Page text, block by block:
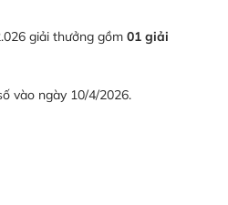
giải thưởng gồm 01 giải
vào ngày 10/4/2026.